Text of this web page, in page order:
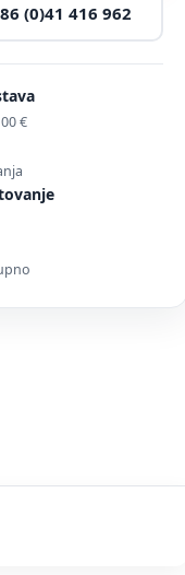
(0)41 416 962
€